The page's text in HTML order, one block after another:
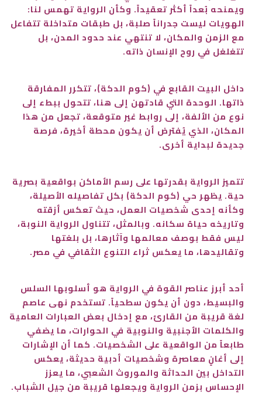
ويمنحه بُعداً أكثر تعقيداً. وكأن الرواية تهمس لنا:
الهويات ليست جدراناً صلبة، بل طبقات متداخلة تتفاعل
مع الزمن والمكان، لا تنتهي عند حدود المدن، بل
تتغلغل في روح الإنسان ذاته.
داخل البيت القابع في (كوم الدكة)، تتكرر المفارقة
ذاتها. الوحدة التي قادتهن إلى هنا، تتحول ببطء إلى
نوع من الألفة، إلى روابط غير متوقعة، تجعل من هذا
المكان، الذي يُفترض أن يكون محطة أخيرة، فرصة
جديدة لبداية أخرى.
تتميز الرواية بقدرتها على رسم الأماكن بواقعية بصرية
حية. يظهر حي (كوم الدكة) بكل تفاصيله الأصيلة،
وكأنه إحدى شخصيات العمل، حيث تعكس أزقته
وتاريخه حياة سكانه. وبالمثل، تتناول الرواية النوبة،
ليس فقط بوصف معالمها وآثارها، بل بلغتها
وتقاليدها، ما يعكس ثراء التنوع الثقافي في مصر.
أحد أبرز عناصر القوة في الرواية هو أسلوبها السلس
والبسيط، دون أن يكون سطحياً. تستخدم نهى عاصم
لغة قريبة من القارئ، مع إدخال بعض العبارات العامية
والكلمات الأجنبية والنوبية في الحوارات، ما يضفي
طابعاً من الواقعية على الشخصيات. كما أن الإشارات
إلى أغانٍ معاصرة وشخصيات أدبية حديثة، يعكس
التداخل بين الحداثة والموروث الشعبي، ما يعزز
الإحساس بزمن الرواية ويجعلها قريبة من جيل الشباب.